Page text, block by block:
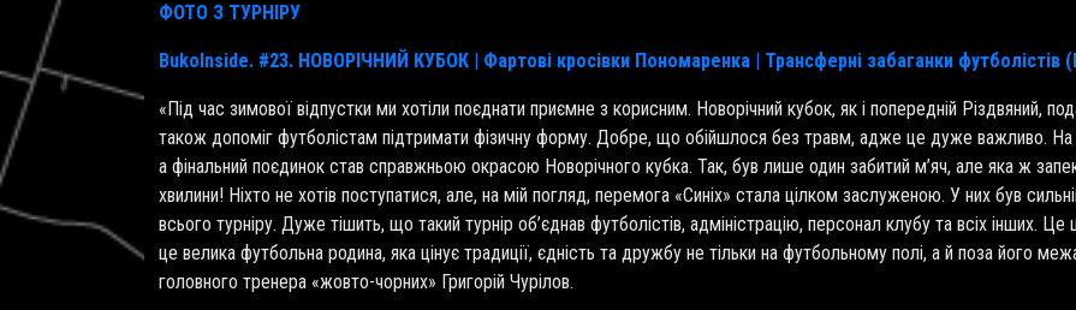
ФОТО З ТУРНІРУ
BukoInside. #23. НОВОРІЧНИЙ КУБОК | Фартові кросівки Пономаренка | Трансферні забаганки футболістів
«Під час зимової відпустки ми хотіли поєднати приємне з корисним. Новорічний кубок, як і попередній Різдвяний,
також допоміг футболістам підтримати фізичну форму. Добре, що обійшлося без травм, адже це дуже важливо. На
а фінальний поєдинок став справжньою окрасою Новорічного кубка. Так, був лише один забитий м’яч, але яка ж
хвилини! Ніхто не хотів поступатися, але, на мій погляд, перемога «Синіх» стала цілком заслуженою. У них був
всього турніру. Дуже тішить, що такий турнір об’єднав футболістів, адміністрацію, персонал клубу та всіх інших.
це велика футбольна родина, яка цінує традиції, єдність та дружбу не тільки на футбольному полі, а й поза його
головного тренера «жовто-чорних» Григорій Чурілов.